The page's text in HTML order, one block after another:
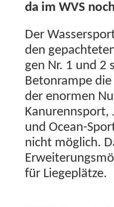
da im WVS
Der
den
gen Nr. 1 und 2
Beton­rampe
der enor­men
Kanurennsport,
und Ocean-
nicht möglich.
für Liegeplätze.